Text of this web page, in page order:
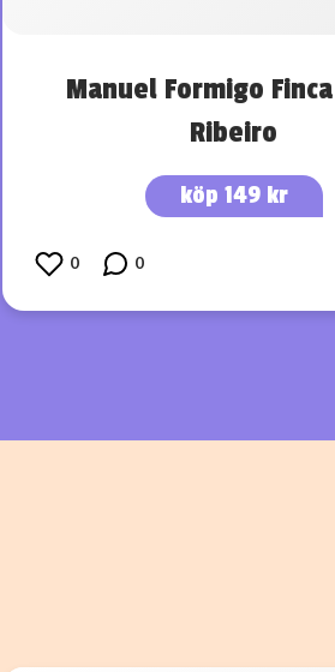
Manuel Formigo
Ribeiro
köp 149 kr
0 0